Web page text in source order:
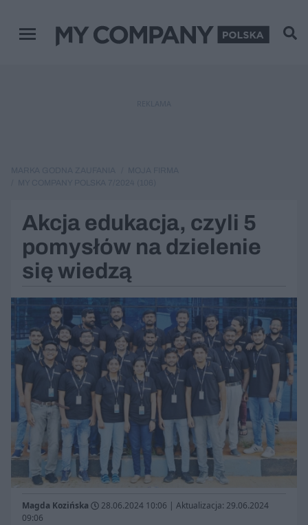
Menu główne
Akcja edukacja, czyli 5
pomysłów na dzielenie
się wiedzą
Magda Kozińska 28.06.2024 10:06 | Aktualizacja: 29.06.2024
09:06